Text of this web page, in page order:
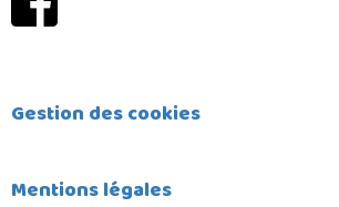
Gestion des cookies
Mentions légales